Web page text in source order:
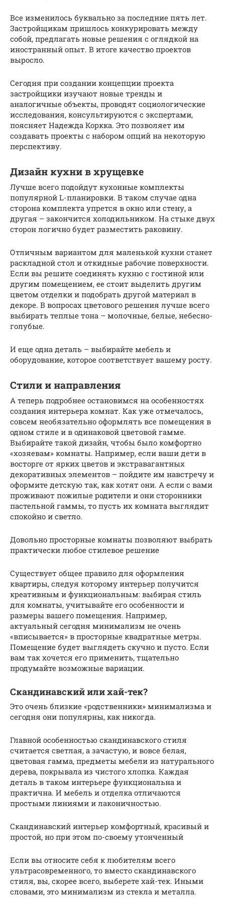
Все изменилось буквально за последние пять лет.
Застройщикам пришлось конкурировать между
собой, предлагать новые решения с оглядкой на
иностранный опыт. В итоге качество проектов
выросло.
Сегодня при создании концепции проекта
застройщики изучают новые тренды и
аналогичные объекты, проводят социологические
исследования, консультируются с экспертами,
поясняет Надежда Коркка. Это позволяет им
создавать проекты с набором опций на некоторую
перспективу.
Дизайн кухни в хрущевке
Лучше всего подойдут кухонные комплекты
популярной L-планировки. В таком случае одна
сторона комплекта упрется в окно или стену, а
другая – закончится холодильником. На стыке двух
сторон логично будет разместить раковину.
Отличным вариантом для маленькой кухни станет
раскладной стол и откидные рабочие поверхности.
Если вы решите соединять кухню с гостиной или
другим помещением, ее стоит выделить другим
цветом отделки и подобрать другой материал в
декоре. В вопросах цветового решения лучше всего
выбирать теплые тона – молочные, белые, небесно-
голубые.
И еще одна деталь – выбирайте мебель и
оборудование, которое соответствует вашему росту.
Стили и направления
А теперь подробнее остановимся на особенностях
создания интерьера комнат. Как уже отмечалось,
совсем необязательно оформлять все помещения в
одном стиле и в одинаковой цветовой гамме.
Выбирайте такой дизайн, чтобы было комфортно
«хозяевам» комнаты. Например, если ваши дети в
восторге от ярких цветов и экстравагантных
декоративных элементов – пойдите им навстречу и
оформите детскую так, как хотят они. А если с вами
проживают пожилые родители и они сторонники
пастельной гаммы, то пусть их комната выглядит
спокойно и светло.
Довольно просторные комнаты позволяют выбрать
практически любое стилевое решение
Существует общее правило для оформления
квартиры, следуя которому интерьер получится
креативным и функциональным: выбирая стиль
для комнаты, учитывайте его особенности и
размеры вашего помещения. Например,
актуальный сегодня минимализм не очень
«вписывается» в просторные квадратные метры.
Помещение будет выглядеть скучно и пусто. Если
вам так хочется его применить, тщательно
продумайте возможные вариации.
Скандинавский или хай-тек?
Это очень близкие «родственники» минимализма и
сегодня они популярны, как никогда.
Главной особенностью скандинавского стиля
считается светлая, а зачастую, и вовсе белая,
цветовая гамма, предметы мебели из натурального
дерева, покрывала из чистого хлопка. Каждая
деталь в таком интерьере функциональна и
практична. И мебель и отделка отличаются
простыми линиями и лаконичностью.
Скандинавский интерьер комфортный, красивый и
простой, но при этом по-своему утонченный
Если вы относите себя к любителям всего
ультрасовременного, то вместо скандинавского
стиля, вы, скорее всего, выберете хай-тек. Иными
словами, это минимализм из стекла и металла.